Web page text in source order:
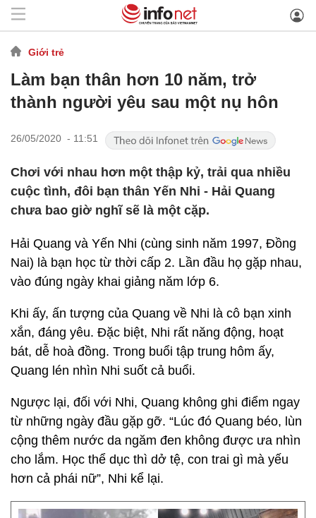
Giới trẻ
Làm bạn thân hơn 10 năm, trở
thành người yêu sau một nụ hôn
26/05/2020 - 11:51
Chơi với nhau hơn một thập kỷ, trải qua nhiều
cuộc tình, đôi bạn thân Yến Nhi - Hải Quang
chưa bao giờ nghĩ sẽ là một cặp.
Hải Quang và Yến Nhi (cùng sinh năm 1997, Đồng
Nai) là bạn học từ thời cấp 2. Lần đầu họ gặp nhau,
vào đúng ngày khai giảng năm lớp 6.
Khi ấy, ấn tượng của Quang về Nhi là cô bạn xinh
xắn, đáng yêu. Đặc biệt, Nhi rất năng động, hoạt
bát, dễ hoà đồng. Trong buổi tập trung hôm ấy,
Quang lén nhìn Nhi suốt cả buổi.
Ngược lại, đối với Nhi, Quang không ghi điểm ngay
từ những ngày đầu gặp gỡ. “Lúc đó Quang béo, lùn
cộng thêm nước da ngăm đen không được ưa nhìn
cho lắm. Học thể dục thì dở tệ, con trai gì mà yếu
hơn cả phái nữ”, Nhi kể lại.